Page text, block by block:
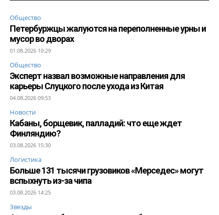
Общество
Петербуржцы жалуются на переполненные урны и
мусор во дворах
01.08.2026 10:29
Общество
Эксперт назвал возможные направления для
карьеры Слуцкого после ухода из Китая
04.08.2026 09:53
Новости
Кабаны, борщевик, палладий: что еще ждет
Финляндию?
03.08.2026 15:30
Логистика
Больше 131 тысячи грузовиков «Мерседес» могут
вспыхнуть из-за чипа
03.08.2026 14:25
Звезды